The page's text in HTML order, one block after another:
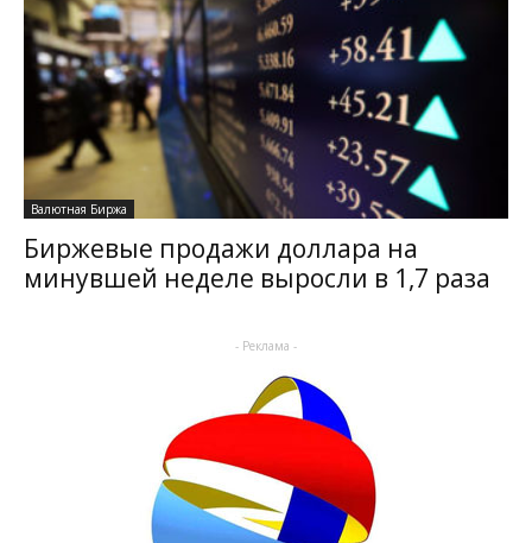
Валютная Биржа
Биржевые продажи доллара на
минувшей неделе выросли в 1,7 раза
- Реклама -